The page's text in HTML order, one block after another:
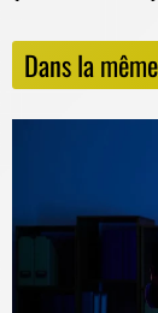
Dans la